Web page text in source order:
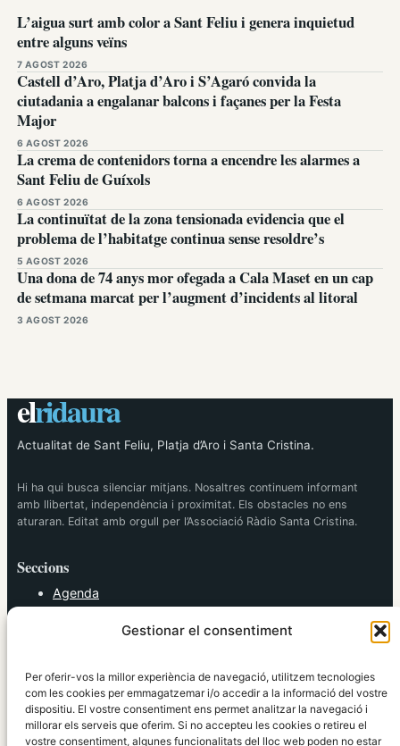
Gestionar el consentiment
Per oferir-vos la millor experiència de navegació, utilitzem tecnologies
com les cookies per emmagatzemar i/o accedir a la informació del vostre
dispositiu. El vostre consentiment ens permet analitzar la navegació i
millorar els serveis que oferim. Si no accepteu les cookies o retireu el
vostre consentiment, algunes funcionalitats del lloc web poden no estar
L’aigua surt amb color a Sant Feliu i genera inquietud
entre alguns veïns
7 AGOST 2026
Castell d’Aro, Platja d’Aro i S’Agaró convida la
ciutadania a engalanar balcons i façanes per la Festa
Major
6 AGOST 2026
La crema de contenidors torna a encendre les alarmes a
Sant Feliu de Guíxols
6 AGOST 2026
La continuïtat de la zona tensionada evidencia que el
problema de l’habitatge continua sense resoldre’s
5 AGOST 2026
Una dona de 74 anys mor ofegada a Cala Maset en un cap
de setmana marcat per l’augment d’incidents al litoral
3 AGOST 2026
elridaura
Actualitat de Sant Feliu, Platja d’Aro i Santa Cristina.
Hi ha qui busca silenciar mitjans. Nosaltres continuem informant
amb llibertat, independència i proximitat. Els obstacles no ens
aturaran. Editat amb orgull per l’Associació Ràdio Santa Cristina.
Seccions
Agenda
Política
Societat
Tendències